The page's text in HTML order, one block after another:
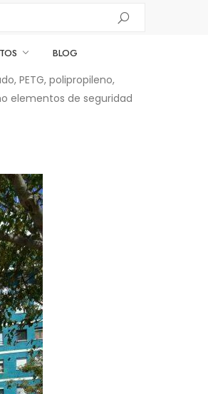
BLOG
PETG, polipropileno,
elementos de seguridad